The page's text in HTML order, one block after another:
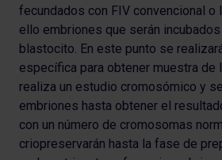
fecundados con FIV convencional o
ello embriones que serán
blastocito. En este punto se
específica para obtener muestra de
realiza un estudio cromosómico y
embriones hasta obtener el
con un número de cromosomas
criopreservarán hasta la fase de